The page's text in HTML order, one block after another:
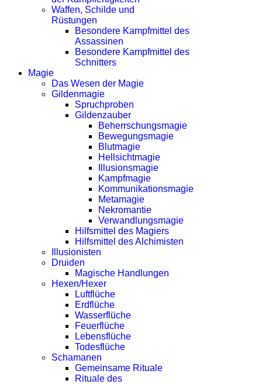
Waffen, Schilde und
Rüstungen
Besondere Kampfmittel des
Assassinen
Besondere Kampfmittel des
Schnitters
Magie
Das Wesen der Magie
Gildenmagie
Spruchproben
Gildenzauber
Beherrschungsmagie
Bewegungsmagie
Blutmagie
Hellsichtmagie
Illusionsmagie
Kampfmagie
Kommunikationsmagie
Metamagie
Nekromantie
Verwandlungsmagie
Hilfsmittel des Magiers
Hilfsmittel des Alchimisten
Illusionisten
Druiden
Magische Handlungen
Hexen/Hexer
Luftflüche
Erdflüche
Wasserflüche
Feuerflüche
Lebensflüche
Todesflüche
Schamanen
Gemeinsame Rituale
Rituale des